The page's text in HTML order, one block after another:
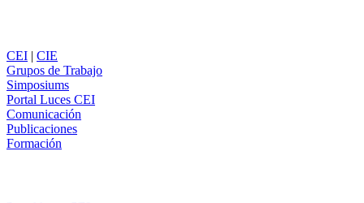
CEI | CIE
Grupos de Trabajo
Simposiums
Portal Luces CEI
Comunicación
Publicaciones
Formación